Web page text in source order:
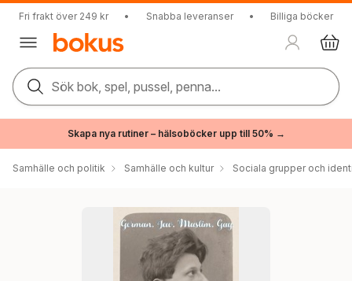
Fri frakt över 249 kr • Snabba leveranser • Billiga böcker
Sök bok, spel, pussel, penna...
Skapa nya rutiner – hälsoböcker upp till 50% →
Samhälle och politik Samhälle och kultur Sociala grupper och